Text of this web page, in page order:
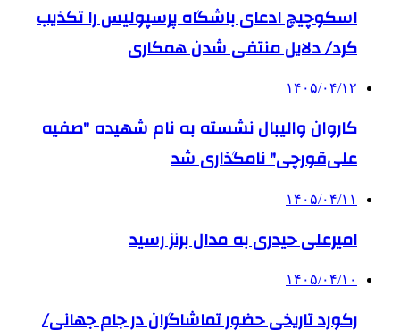
اسکوچیچ ادعای باشگاه پرسپولیس را تکذیب
کرد/ دلایل منتفی شدن همکاری
۱۴۰۵/۰۴/۱۲
کاروان والیبال نشسته به نام شهیده "صفیه
علی‌قورچی" نامگذاری شد
۱۴۰۵/۰۴/۱۱
امیرعلی حیدری به مدال برنز رسید
۱۴۰۵/۰۴/۱۰
رکورد تاریخی حضور تماشاگران در جام جهانی/